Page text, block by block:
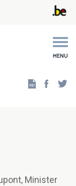
MENU
Minister